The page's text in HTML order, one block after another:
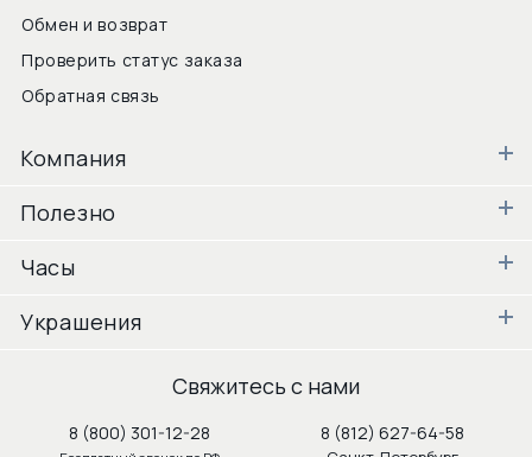
Обмен и возврат
Проверить статус заказа
Обратная связь
Компания
Полезно
Часы
Украшения
Свяжитесь с нами
8 (800) 301-12-28 8 (812) 627-64-58